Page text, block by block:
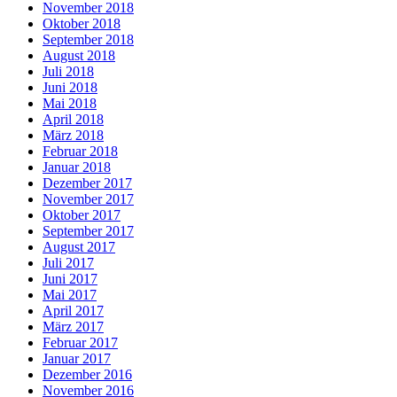
November 2018
Oktober 2018
September 2018
August 2018
Juli 2018
Juni 2018
Mai 2018
April 2018
März 2018
Februar 2018
Januar 2018
Dezember 2017
November 2017
Oktober 2017
September 2017
August 2017
Juli 2017
Juni 2017
Mai 2017
April 2017
März 2017
Februar 2017
Januar 2017
Dezember 2016
November 2016